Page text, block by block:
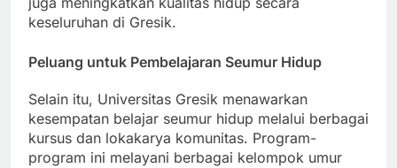
juga meningkatkan kualitas hidup secara
Selain itu, Universitas Gresik menawarkan
kesempatan belajar seumur hidup melalui berbagai
kursus dan lokakarya komunitas. Program-